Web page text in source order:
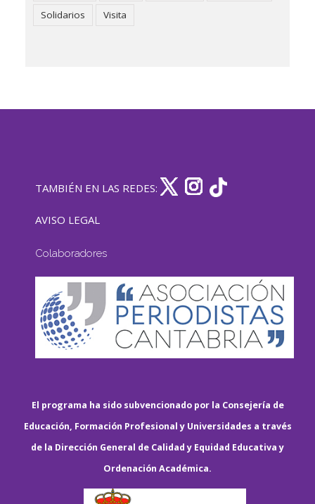
Solidarios
Visita
TAMBIÉN EN LAS REDES:
AVISO LEGAL
Colaboradores
El programa ha sido subvencionado por la Consejería de
Educación, Formación Profesional y Universidades a través
de la Dirección General de Calidad y Equidad Educativa y
Ordenación Académica.